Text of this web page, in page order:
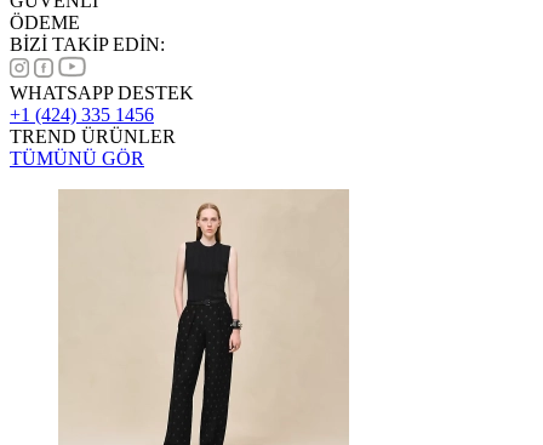
ÖDEME
BİZİ TAKİP EDİN:
WHATSAPP DESTEK
+1 (424) 335 1456
TREND ÜRÜNLER
TÜMÜNÜ GÖR